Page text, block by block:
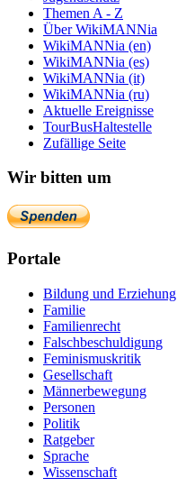
Themen A - Z
Über WikiMANNia
WikiMANNia (en)
WikiMANNia (es)
WikiMANNia (it)
WikiMANNia (ru)
Aktuelle Ereignisse
TourBusHaltestelle
Zufällige Seite
Wir bitten um
Portale
Bildung und Erziehung
Familie
Familienrecht
Falschbeschuldigung
Feminismuskritik
Gesellschaft
Männerbewegung
Personen
Politik
Ratgeber
Sprache
Wissenschaft